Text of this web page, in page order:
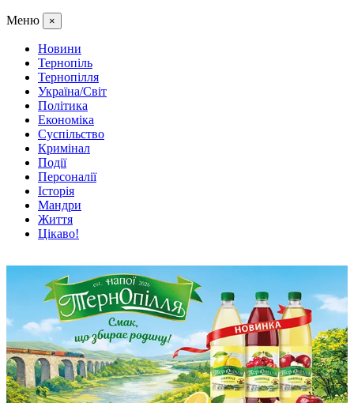
Меню ×
Новини
Тернопіль
Тернопілля
Україна/Світ
Політика
Економіка
Суспільство
Кримінал
Події
Персоналії
Історія
Мандри
Життя
Цікаво!